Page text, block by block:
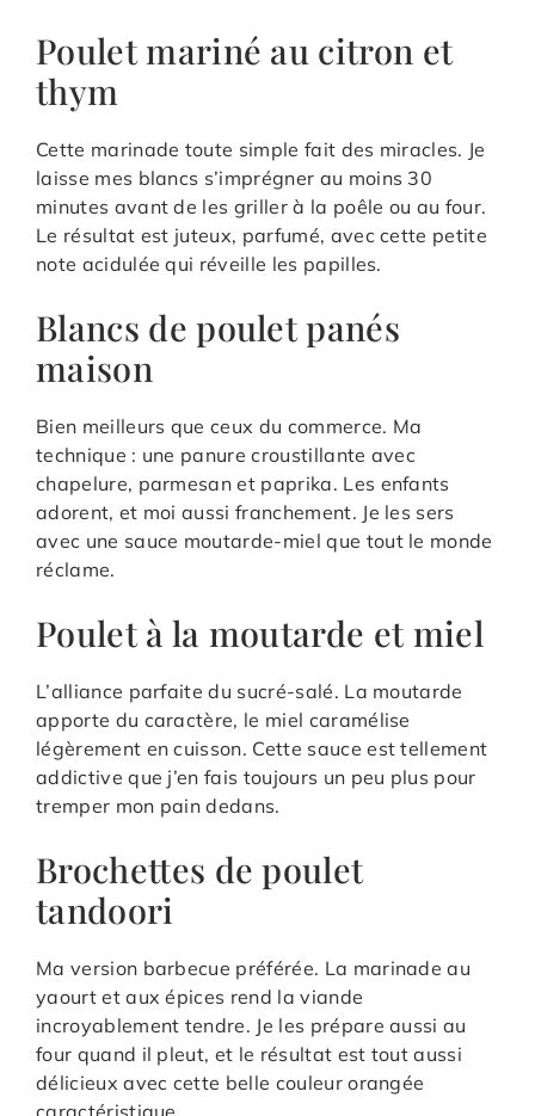
Poulet mariné au citron et
thym
Cette marinade toute simple fait des miracles. Je
laisse mes blancs s’imprégner au moins 30
minutes avant de les griller à la poêle ou au four.
Le résultat est juteux, parfumé, avec cette petite
note acidulée qui réveille les papilles.
Blancs de poulet panés
maison
Bien meilleurs que ceux du commerce. Ma
technique : une panure croustillante avec
chapelure, parmesan et paprika. Les enfants
adorent, et moi aussi franchement. Je les sers
avec une sauce moutarde-miel que tout le monde
réclame.
Poulet à la moutarde et miel
L’alliance parfaite du sucré-salé. La moutarde
apporte du caractère, le miel caramélise
légèrement en cuisson. Cette sauce est tellement
addictive que j’en fais toujours un peu plus pour
tremper mon pain dedans.
Brochettes de poulet
tandoori
Ma version barbecue préférée. La marinade au
yaourt et aux épices rend la viande
incroyablement tendre. Je les prépare aussi au
four quand il pleut, et le résultat est tout aussi
délicieux avec cette belle couleur orangée
caractéristique.